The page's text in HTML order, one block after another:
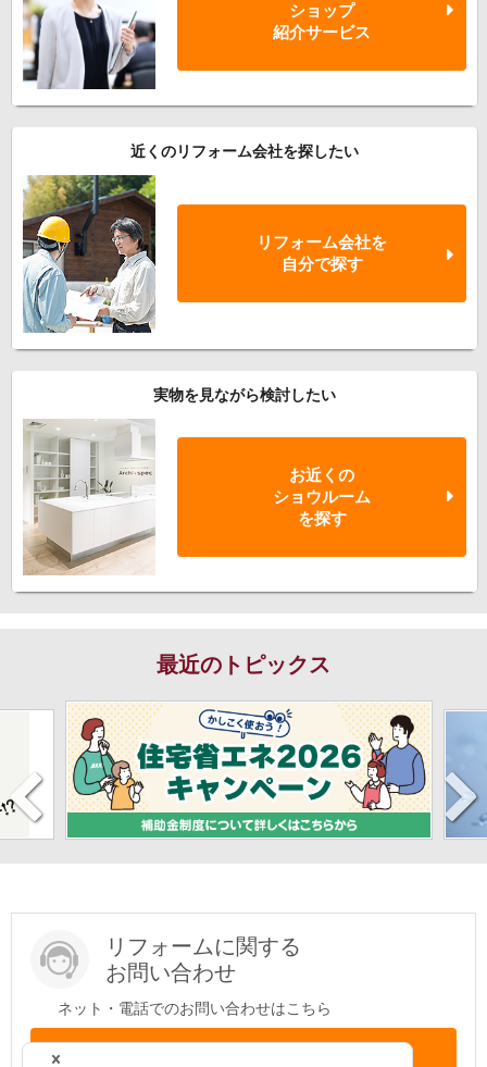
ショップ
紹介サービス
近くのリフォーム会社を探したい
リフォーム会社を
自分で探す
実物を見ながら検討したい
お近くの
ショウルーム
を探す
最近のトピックス
リフォームに関する
お問い合わせ
ネット・電話でのお問い合わせはこちら